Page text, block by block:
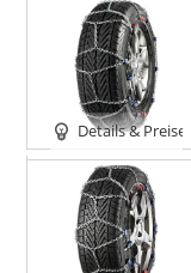
Details & Preise